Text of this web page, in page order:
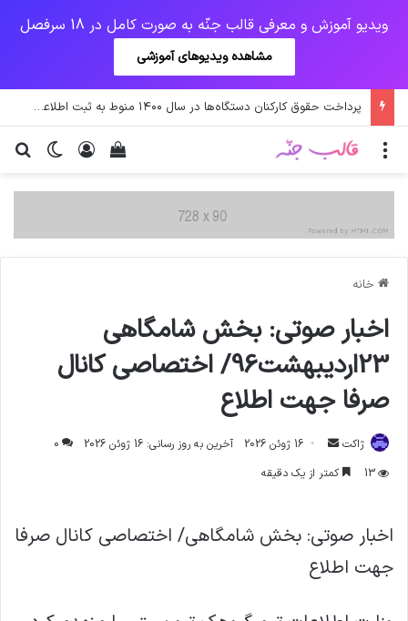
ویدیو آموزش و معرفی قالب جنّه به صورت کامل در 18 سرفصل
مشاهده ویدیوهای آموزشی
پرداخت حقوق کارکنان دستگاه‌ها در سال ۱۴۰۰ منوط به ثبت اطلاعات کارکنان در سامانه شد
تغییر ورود
دیدن سبد خرید منو
خانه
اخبار صوتي: بخش شامگاهی
23اردیبهشت96/ اختصاصي کانال
صرفا جهت اطلاع
ژاکت
ارسال
ایمیل
16 ژوئن 2026 آخرین به روز رسانی: 16 ژوئن 2026
0
13
کمتر از یک دقیقه
اخبار صوتي: بخش شامگاهی/ اختصاصي کانال صرفا
جهت اطلاع